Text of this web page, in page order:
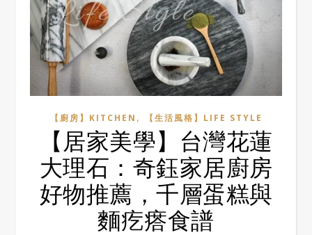
【廚房】KITCHEN , 【生活風格】LIFE STYLE
【居家美學】台灣花蓮
大理石：奇鈺家居廚房
好物推薦，千層蛋糕與
麵疙瘩食譜